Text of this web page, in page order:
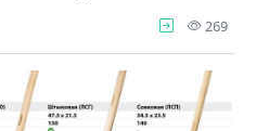
269